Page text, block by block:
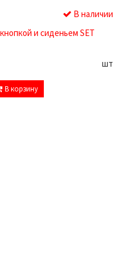
В наличии
и сиденьем SET
шт
В корзину